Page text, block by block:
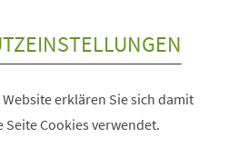
erklären Sie sich damit
Cookies verwendet.